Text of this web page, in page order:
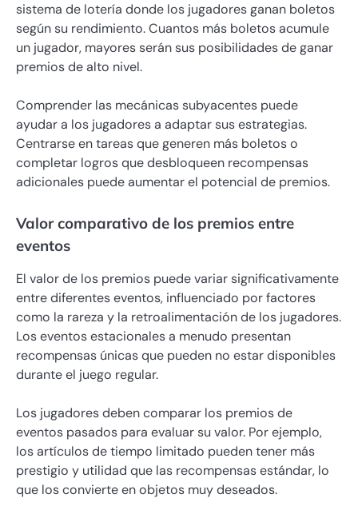
sistema de lotería donde los jugadores ganan boletos
según su rendimiento. Cuantos más boletos acumule
un jugador, mayores serán sus posibilidades de ganar
premios de alto nivel.
Comprender las mecánicas subyacentes puede
ayudar a los jugadores a adaptar sus estrategias.
Centrarse en tareas que generen más boletos o
completar logros que desbloqueen recompensas
adicionales puede aumentar el potencial de premios.
Valor comparativo de los premios entre
eventos
El valor de los premios puede variar significativamente
entre diferentes eventos, influenciado por factores
como la rareza y la retroalimentación de los jugadores.
Los eventos estacionales a menudo presentan
recompensas únicas que pueden no estar disponibles
durante el juego regular.
Los jugadores deben comparar los premios de
eventos pasados para evaluar su valor. Por ejemplo,
los artículos de tiempo limitado pueden tener más
prestigio y utilidad que las recompensas estándar, lo
que los convierte en objetos muy deseados.